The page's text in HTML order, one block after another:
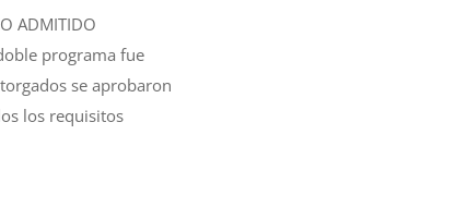
ADMITIDO
programa fue
se aprobaron
los requisitos